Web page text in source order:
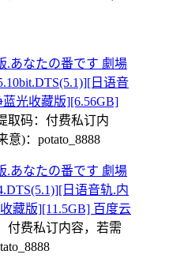
.あなたの番です 劇場
日语音
光收藏版][6.56GB]
取码： 付费私订内
)：potato_8888
.あなたの番です 劇場
日语音轨.内
藏版][11.5GB] 百度云
付费私订内容，若需